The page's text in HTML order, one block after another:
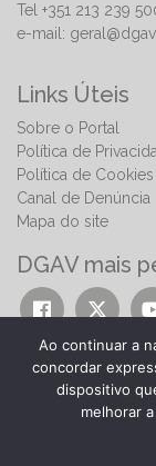
Tel +351 213 239
e-mail:
Links Úteis
Sobre o Portal
Política de
Política de Cookies
Canal de Denúncia
Mapa do site
DGAV mais
© 2026 | Direção-
Ao continuar a
concordar
dispositivo
melhorar